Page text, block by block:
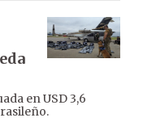
en USD 3,6